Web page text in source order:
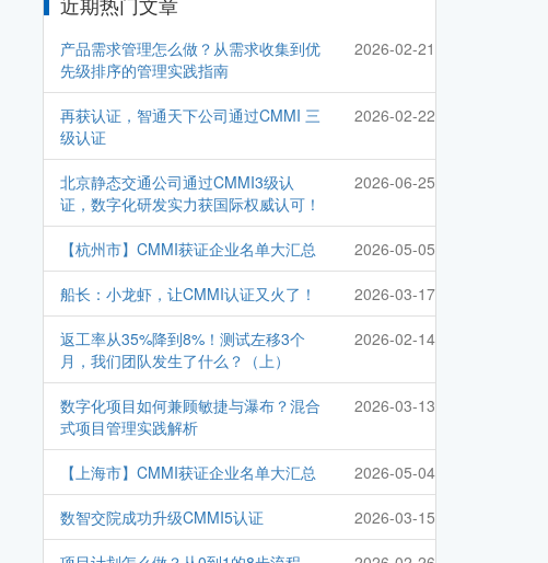
产品需求管理怎么做？从需求收集到优
先级排序的管理实践指南
2026-02-21
再获认证，智通天下公司通过CMMI 三
级认证
2026-02-22
北京静态交通公司通过CMMI3级认
证，数字化研发实力获国际权威认可！
2026-06-25
【杭州市】CMMI获证企业名单大汇总 2026-05-05
船长：小龙虾，让CMMI认证又火了！ 2026-03-17
返工率从35%降到8%！测试左移3个
月，我们团队发生了什么？（上）
2026-02-14
数字化项目如何兼顾敏捷与瀑布？混合
式项目管理实践解析
2026-03-13
【上海市】CMMI获证企业名单大汇总 2026-05-04
数智交院成功升级CMMI5认证 2026-03-15